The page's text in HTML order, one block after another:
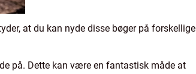
at du kan nyde disse bøger på forskellige
på. Dette kan være en fantastisk måde at